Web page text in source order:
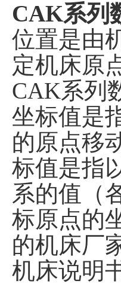
CAK系列
位置是由
定机床原
CAK系列
坐标值是
的原点移
标值是指
系的值（
标原点的
的机床厂
机床说明